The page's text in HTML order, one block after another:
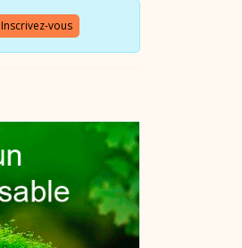
Inscrivez-vous